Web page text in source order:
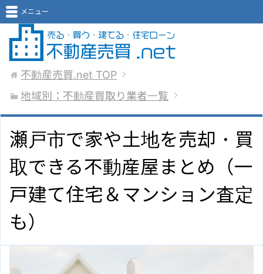
メニュー
不動産売買.net TOP
地域別：不動産買取り業者一覧
瀬戸市で家や土地を売却・買
取できる不動産屋まとめ（一
戸建て住宅＆マンション査定
も）